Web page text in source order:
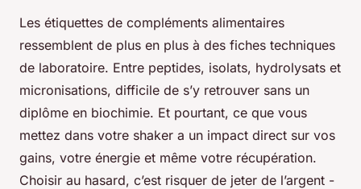
Les étiquettes de compléments alimentaires
ressemblent de plus en plus à des fiches techniques
de laboratoire. Entre peptides, isolats, hydrolysats et
micronisations, difficile de s’y retrouver sans un
diplôme en biochimie. Et pourtant, ce que vous
mettez dans votre shaker a un impact direct sur vos
gains, votre énergie et même votre récupération.
Choisir au hasard, c’est risquer de jeter de l’argent -